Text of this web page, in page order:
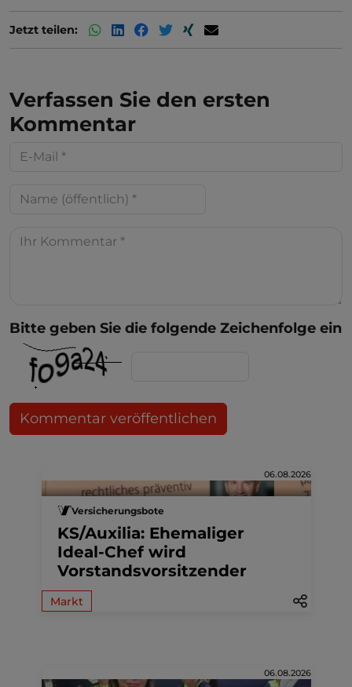
Jetzt teilen:
Verfassen Sie den ersten
Kommentar
Bitte geben Sie die folgende Zeichenfolge ein
Kommentar veröffentlichen
06.08.2026
Versicherungsbote
KS/Auxilia: Ehemaliger
Ideal-Chef wird
Vorstandsvorsitzender
Markt
06.08.2026